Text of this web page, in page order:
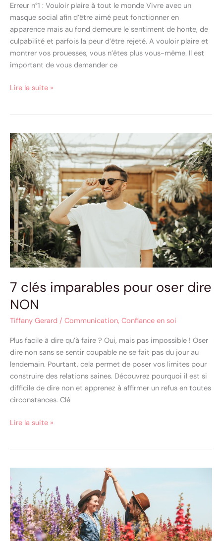
Erreur n°1 : Vouloir plaire à tout le monde Vivre avec un
masque social afin d’être aimé peut fonctionner en
apparence mais au fond demeure le sentiment de honte, de
culpabilité et parfois la peur d’être rejeté. A vouloir plaire et
montrer vos prouesses, vous n’êtes plus vous-même. Il est
important de vous demander ce
Lire la suite »
7 clés imparables pour oser dire
NON
Tiffany Gerard / Communication, Confiance en soi
Plus facile à dire qu’à faire ? Oui, mais pas impossible ! Oser
dire non sans se sentir coupable ne se fait pas du jour au
lendemain. Pourtant, cela permet de poser vos limites pour
construire des relations saines. Découvrez pourquoi il est si
difficile de dire non et apprenez à affirmer un refus en toutes
circonstances. Clé
7
clés
imparables
pour
oser
dire
NON
Lire la suite »
clés
pour
surmonter
l’échec
et